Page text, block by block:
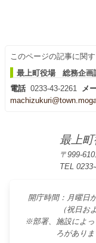
このページの記事に関
最上町役場 総務企
電話 0233-43-2261
メ
最上
〒999-
TEL
開庁時間：月曜日
（祝日お
※部署、施設によ
ろがあり